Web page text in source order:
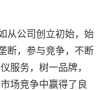
公司创立初始，始
断，参与竞争，不断
服务，树一品牌，
场竞争中赢得了良